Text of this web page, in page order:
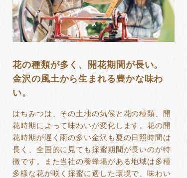
花の種類が多く、開花期間が長い。
金沢の風土から生まれる豊かな味わ
い。
はちみつは、その土地の気候と花の種類、開
花時期によって味わいが変化します。花の開
花時期が遅く雨の多い金沢も夏の日照時間は
長く、全国的に見ても採蜜期間が長いのが特
徴です。また当社の養蜂場がある地域は多種
多様な花が咲く採蜜に適した環境で、味わい